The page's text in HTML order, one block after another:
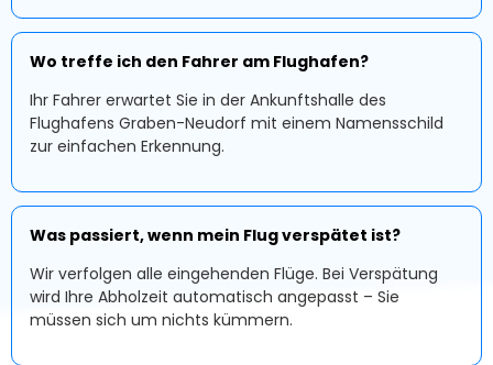
Wo treffe ich den Fahrer am Flughafen?
Ihr Fahrer erwartet Sie in der Ankunftshalle des
Flughafens Graben-Neudorf mit einem Namensschild
zur einfachen Erkennung.
Was passiert, wenn mein Flug verspätet ist?
Wir verfolgen alle eingehenden Flüge. Bei Verspätung
wird Ihre Abholzeit automatisch angepasst – Sie
müssen sich um nichts kümmern.